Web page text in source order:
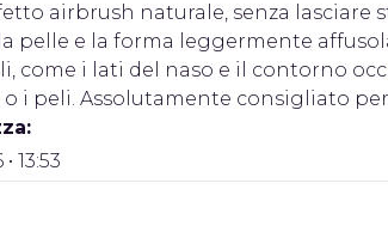
airbrush naturale, senza lasciare
pelle e la forma leggermente
come i lati del naso e il contorno
i peli. Assolutamente consigliato
13:53